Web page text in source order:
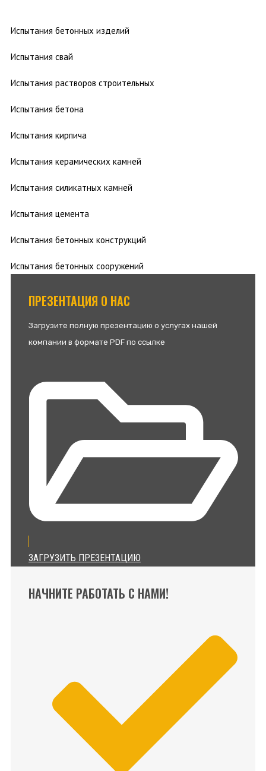
Испытания бетонных изделий
Испытания свай
Испытания растворов строительных
Испытания бетона
Испытания кирпича
Испытания керамических камней
Испытания силикатных камней
Испытания цемента
Испытания бетонных конструкций
Испытания бетонных сооружений
ПРЕЗЕНТАЦИЯ О НАС
Загрузите полную презентацию о услугах нашей
компании в формате PDF по ссылке
ЗАГРУЗИТЬ ПРЕЗЕНТАЦИЮ
НАЧНИТЕ РАБОТАТЬ С НАМИ!